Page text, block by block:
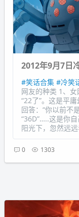
2012年9月7日
#笑话合集 #冷笑
网友的种类 1、
“22了”。这是平
回答：“你以前不
“36D”…..这是你
阳光下，忽然远
0 1303